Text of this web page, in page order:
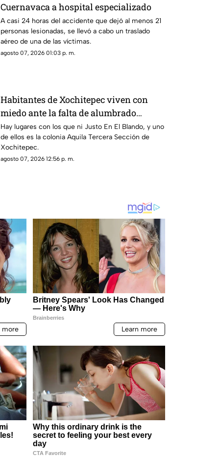
Cuernavaca a hospital especializado
A casi 24 horas del accidente que dejó al menos 21
personas lesionadas, se llevó a cabo un traslado
aéreo de una de las víctimas.
agosto 07, 2026 01:03 p. m.
Habitantes de Xochitepec viven con
miedo ante la falta de alumbrado
público
Hay lugares con los que ni Justo En El Blando, y uno
de ellos es la colonia Aquila Tercera Sección de
Xochitepec.
agosto 07, 2026 12:56 p. m.